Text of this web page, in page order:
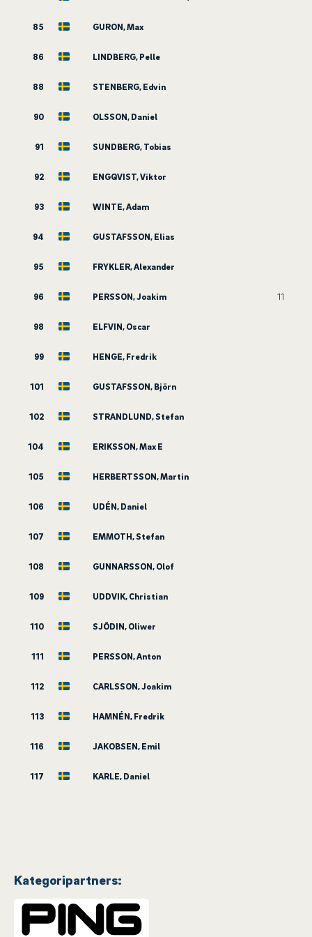
85 GURON, Max
86 LINDBERG, Pelle
88 STENBERG, Edvin
90 OLSSON, Daniel
91 SUNDBERG, Tobias
92 ENGQVIST, Viktor
93 WINTE, Adam
94 GUSTAFSSON, Elias
95 FRYKLER, Alexander
96 PERSSON, Joakim 11
98 ELFVIN, Oscar
99 HENGE, Fredrik
101 GUSTAFSSON, Björn
102 STRANDLUND, Stefan
104 ERIKSSON, Max E
105 HERBERTSSON, Martin
106 UDÉN, Daniel
107 EMMOTH, Stefan
108 GUNNARSSON, Olof
109 UDDVIK, Christian
110 SJÖDIN, Oliwer
111 PERSSON, Anton
112 CARLSSON, Joakim
113 HAMNÉN, Fredrik
116 JAKOBSEN, Emil
117 KARLE, Daniel
Kategoripartners: